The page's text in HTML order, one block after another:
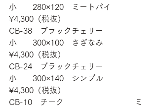
小　　280×120　ミートパイ
¥4,300（税抜）
CB-38　ブラックチェリー
小　　300×100　さざなみ
¥4,300（税抜）
CB-24　ブラックチェリー
小　　300×140　シンプル
¥4,300（税抜）
CB-10　チーク　　　　　　　　　ミ